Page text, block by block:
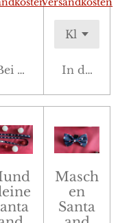
Verfügbarkeit
In den
Masch
en
Santa